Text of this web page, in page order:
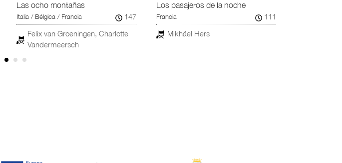
Las ocho montañas
Italia / Bélgica / Francia
147
Felix van Groeningen, Charlotte
Vandermeersch
Los pasajeros de la noche
Francia
111
Mikhäel Hers